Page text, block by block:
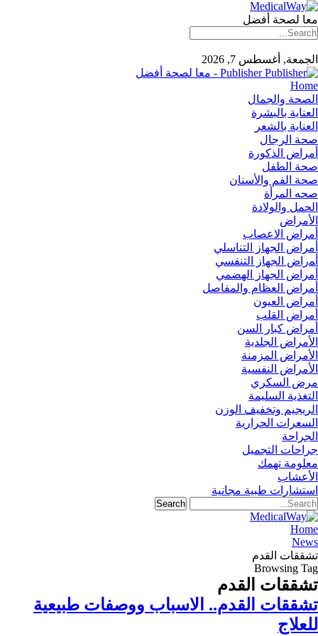
معا لصحة أفضل
الجمعة, أغسطس 7, 2026
Publisher - معا لصحة أفضل
Home
الصحة والجمال
العناية بالبشرة
العناية بالشعر
صحة الرجال
أمراض الذكورة
صحة الطفل
صحة الفم والأسنان
صحه المرأة
الحمل والولادة
الأمراض
أمراض الاعصاب
أمراض الجهاز التناسلي
أﻤراض اﻟﺠﻬﺎز اﻟﺘﻨﻔﺴﻲ
أمراض الجهاز الهضمي
أمراض العظام والمفاصل
أمراض العيون
أمراض القلب
أمراض كبار السن
الأمراض الجلدية
الأمراض المزمنة
الأمراض النفسية
مرض السكري
التغذية السليمة
الريجيم وتخفيف الوزن
السعرات الحرارية
الجراحة
جراحات التجميل
معلومة تهمك
الأعشاب
استشارات طبية مجانية
Home
News
تشققات القدم
Browsing Tag
تشققات القدم
تشققات القدم.. الاسباب ووصفات طبيعية
للعلاج